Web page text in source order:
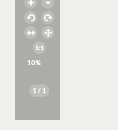
10%
1 / 1